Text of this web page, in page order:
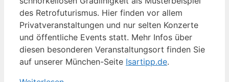
des Retrofuturismus. Hier finden vor allem
Privatveranstaltungen und nur selten Konzerte
und öffentliche Events statt. Mehr Infos über
diesen besonderen Veranstaltungsort finden Sie
auf unserer München-Seite Isartipp.de.